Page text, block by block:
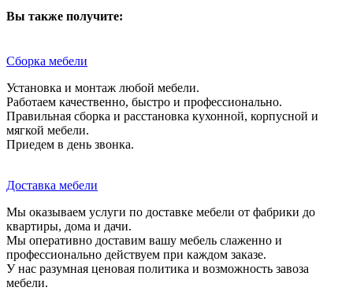
Вы также получите:
Сборка мебели
Установка и монтаж любой мебели.
Работаем качественно, быстро и профессионально.
Правильная сборка и расстановка кухонной, корпусной и
мягкой мебели.
Приедем в день звонка.
Доставка мебели
Мы оказываем услуги по доставке мебели от фабрики до
квартиры, дома и дачи.
Мы оперативно доставим вашу мебель слаженно и
профессионально действуем при каждом заказе.
У нас разумная ценовая политика и возможность завоза
мебели.